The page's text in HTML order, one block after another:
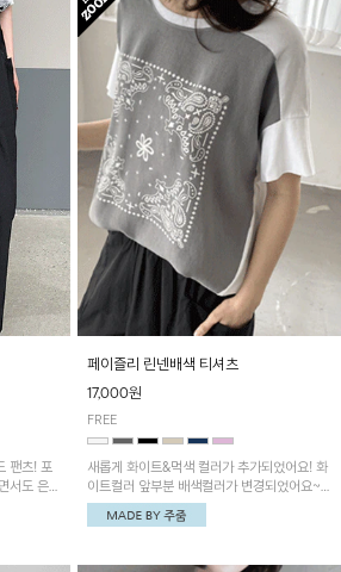
팬츠! 포
서도 은은
페이즐리 린넨배색 티셔츠
17,000원
FREE
새롭게 화이트&먹색 컬러가 추가되었어요! 화
이트컬러 앞부분 배색컬러가 변경되었어요~
중앙 린넨배색으로 유니크하면서 페이즐리 패
턴으로 감각적인 분위기를 연출이 가능한 티셔